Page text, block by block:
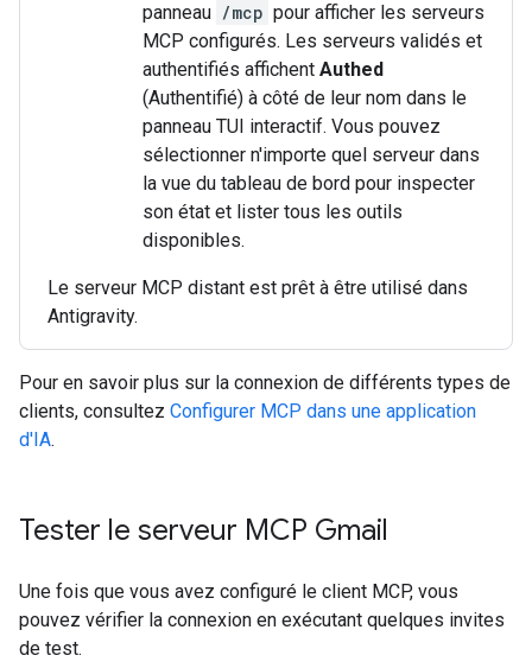
panneau /mcp pour afficher les serveurs
MCP configurés. Les serveurs validés et
authentifiés affichent Authed
(Authentifié) à côté de leur nom dans le
panneau TUI interactif. Vous pouvez
sélectionner n'importe quel serveur dans
la vue du tableau de bord pour inspecter
son état et lister tous les outils
disponibles.
Le serveur MCP distant est prêt à être utilisé dans
Antigravity.
Pour en savoir plus sur la connexion de différents types de
clients, consultez Configurer MCP dans une application
d'IA.
Tester le serveur MCP Gmail
Une fois que vous avez configuré le client MCP, vous
pouvez vérifier la connexion en exécutant quelques invites
de test.